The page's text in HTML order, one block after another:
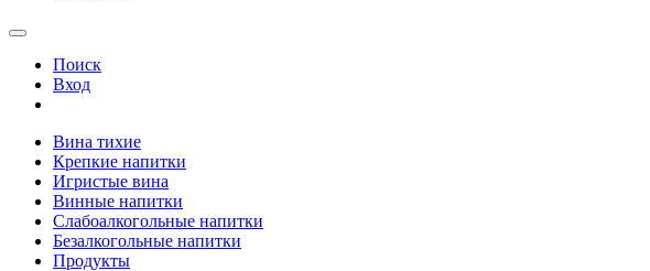
Поиск
Вход
Вина тихие
Крепкие напитки
Игристые вина
Винные напитки
Слабоалкогольные напитки
Безалкогольные напитки
Продукты